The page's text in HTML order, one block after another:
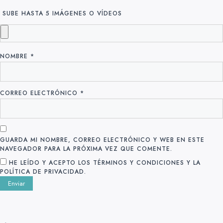
SUBE HASTA 5 IMÁGENES O VÍDEOS
NOMBRE *
CORREO ELECTRÓNICO *
GUARDA MI NOMBRE, CORREO ELECTRÓNICO Y WEB EN ESTE
NAVEGADOR PARA LA PRÓXIMA VEZ QUE COMENTE.
HE LEÍDO Y ACEPTO LOS TÉRMINOS Y CONDICIONES Y LA
POLÍTICA DE PRIVACIDAD.